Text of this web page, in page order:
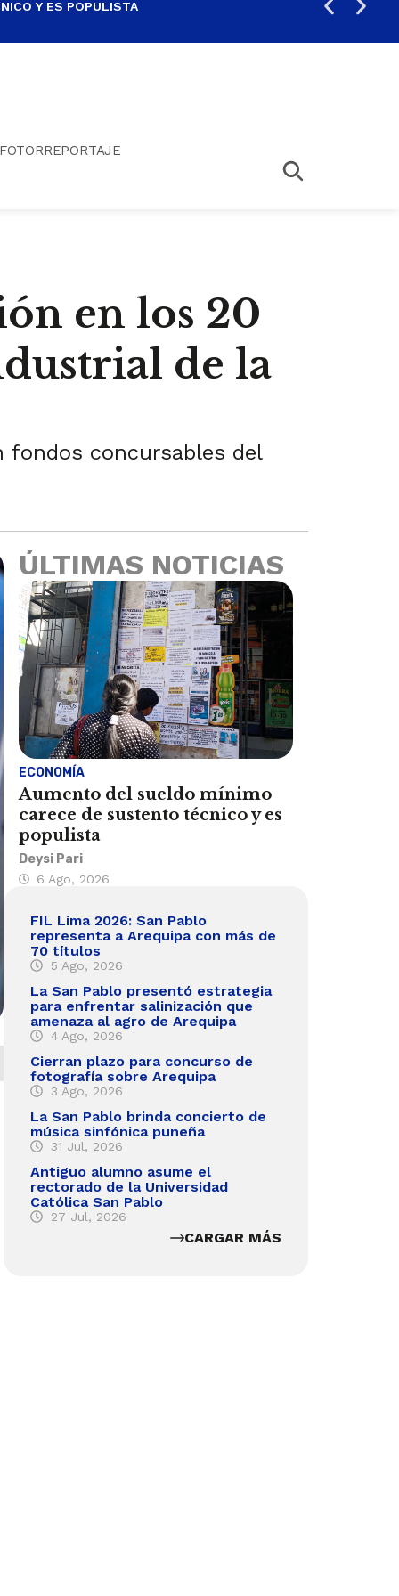
Y ES POPULISTA
en los 20
de la
fondos concursables del
ÚLTIMAS NOTICIAS
ECONOMÍA
Aumento del sueldo mínimo
carece de sustento técnico y es
populista
Deysi Pari
6 Ago, 2026
FIL Lima 2026: San Pablo
representa a Arequipa con más de
70 títulos
5 Ago, 2026
La San Pablo presentó estrategia
para enfrentar salinización que
amenaza al agro de Arequipa
4 Ago, 2026
Cierran plazo para concurso de
fotografía sobre Arequipa
3 Ago, 2026
La San Pablo brinda concierto de
música sinfónica puneña
31 Jul, 2026
Antiguo alumno asume el
rectorado de la Universidad
Católica San Pablo
27 Jul, 2026
CARGAR MÁS